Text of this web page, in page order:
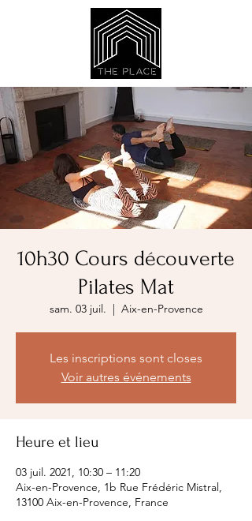
10h30 Cours découverte
Pilates Mat
sam. 03 juil.
  |
Aix-en-Provence
Les inscriptions sont closes
Voir autres événements
Heure et lieu
03 juil. 2021, 10:30 – 11:20
Aix-en-Provence, 1b Rue Frédéric Mistral,
13100 Aix-en-Provence, France